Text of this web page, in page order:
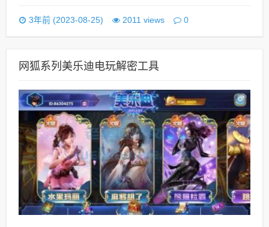
3年前 (2023-08-25) 2011 views 0
网狐系列美乐迪电玩解密工具